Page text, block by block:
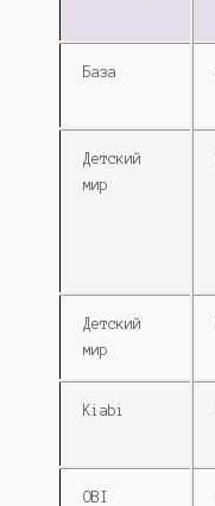
База
Детский
мир
Детский
мир
Kiabi
OBI